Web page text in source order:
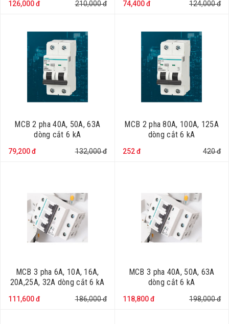
126,000 đ 210,000 đ 74,400 đ 124,000 đ
MCB 2 pha 40A, 50A, 63A
dòng cắt 6 kA
79,200 đ 132,000 đ
MCB 2 pha 80A, 100A, 125A
dòng cắt 6 kA
252 đ 420 đ
MCB 3 pha 6A, 10A, 16A,
20A,25A, 32A dòng cắt 6 kA
111,600 đ 186,000 đ
MCB 3 pha 40A, 50A, 63A
dòng cắt 6 kA
118,800 đ 198,000 đ